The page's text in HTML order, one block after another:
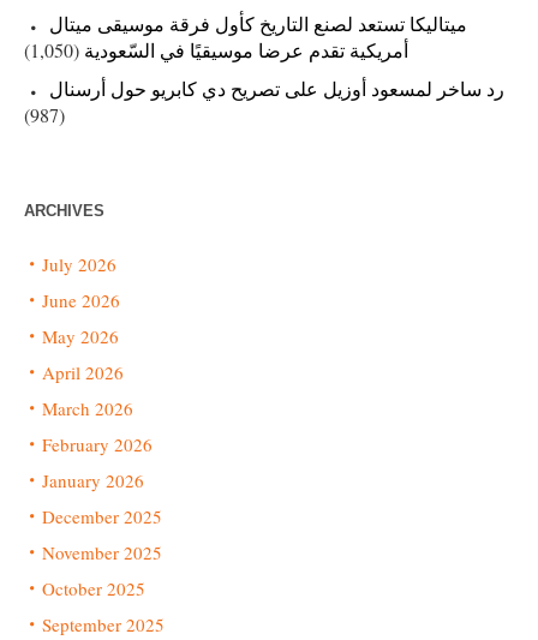
ميتاليكا تستعد لصنع التاريخ كأول فرقة موسيقى ميتال
أمريكية تقدم عرضا موسيقيًا في السّعودية (1,050)
رد ساخر لمسعود أوزيل على تصريح دي كابريو حول أرسنال
(987)
ARCHIVES
July 2026
June 2026
May 2026
April 2026
March 2026
February 2026
January 2026
December 2025
November 2025
October 2025
September 2025